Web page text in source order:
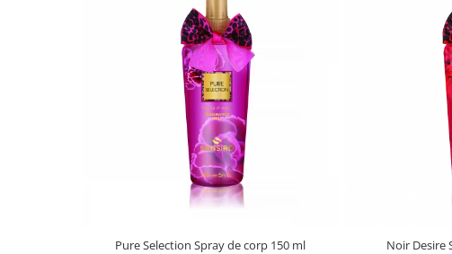
Pure Selection Spray de corp 150 ml Noir Desire